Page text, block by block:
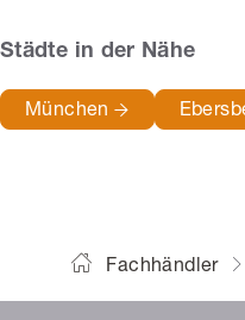
Städte in der Nähe
München
Fachhändler